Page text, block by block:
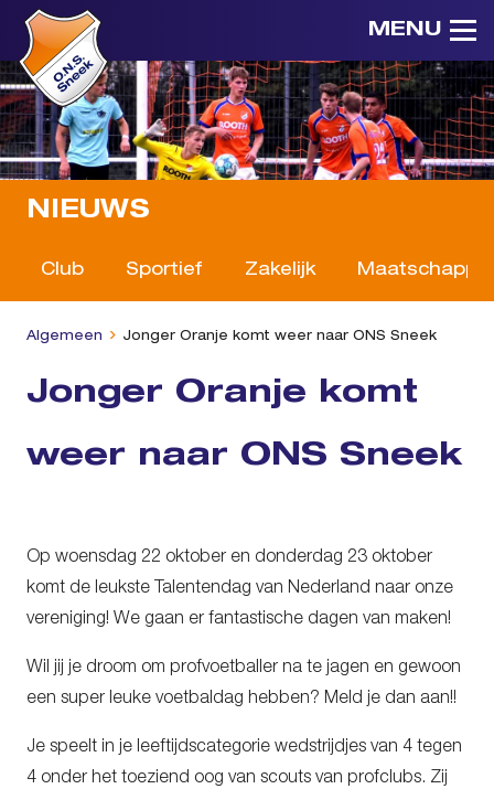
MENU
NIEUWS
Club Sportief Zakelijk
Algemeen Jonger Oranje komt weer naar ONS Sneek
Jonger Oranje komt
weer naar ONS Sneek
Op woensdag 22 oktober en donderdag 23 oktober
komt de leukste Talentendag van Nederland naar onze
vereniging! We gaan er fantastische dagen van maken!
Wil jij je droom om profvoetballer na te jagen en gewoon
een super leuke voetbaldag hebben? Meld je dan aan!!
Je speelt in je leeftijdscategorie wedstrijdjes van 4 tegen
4 onder het toeziend oog van scouts van profclubs. Zij